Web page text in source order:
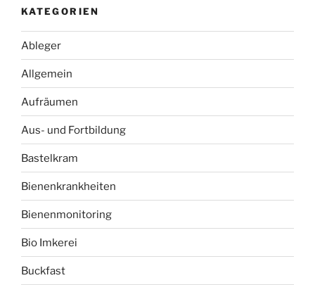
KATEGORIEN
Ableger
Allgemein
Aufräumen
Aus- und Fortbildung
Bastelkram
Bienenkrankheiten
Bienenmonitoring
Bio Imkerei
Buckfast